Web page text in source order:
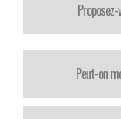
Peut-on